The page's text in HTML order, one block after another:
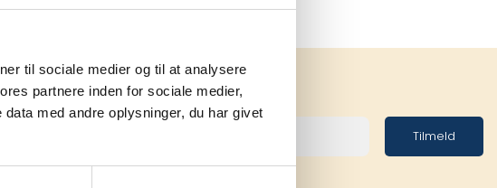
til sociale medier og til at analysere
partnere inden for sociale medier,
med andre oplysninger, du har givet
Tilmeld